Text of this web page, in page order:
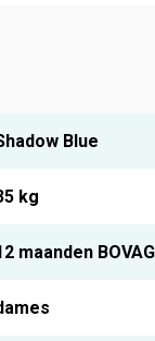
Blue
kg
maanden